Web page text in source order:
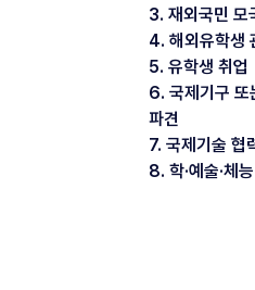
3. 재외국민 모
4. 해외유학생
5. 유학생 취업
6. 국제기구 또
파견
7. 국제기술 협
8. 학·예술·체